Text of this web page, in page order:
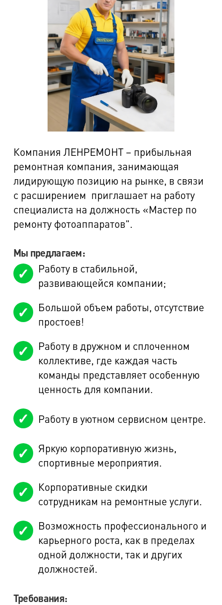
Компания ЛЕНРЕМОНТ – прибыльная
ремонтная компания, занимающая
лидирующую позицию на рынке, в связи
с расширением приглашает на работу
специалиста на должность «Мастер по
ремонту фотоаппаратов".
Мы предлагаем:
Работу в стабильной,
развивающейся компании;
Большой объем работы, отсутствие
простоев!
Работу в дружном и сплоченном
коллективе, где каждая часть
команды представляет особенную
ценность для компании.
Работу в уютном сервисном центре.
Яркую корпоративную жизнь,
спортивные мероприятия.
Корпоративные скидки
сотрудникам на ремонтные услуги.
Возможность профессионального и
карьерного роста, как в пределах
одной должности, так и других
должностей.
Требования: